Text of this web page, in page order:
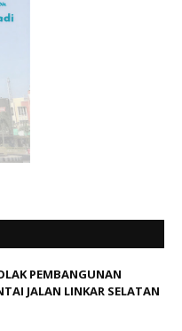
PEMBANGUNAN
JALAN LINKAR SELATAN